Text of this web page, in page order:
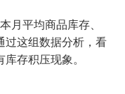
平均商品库存、
过这组数据分析，看
存积压现象。